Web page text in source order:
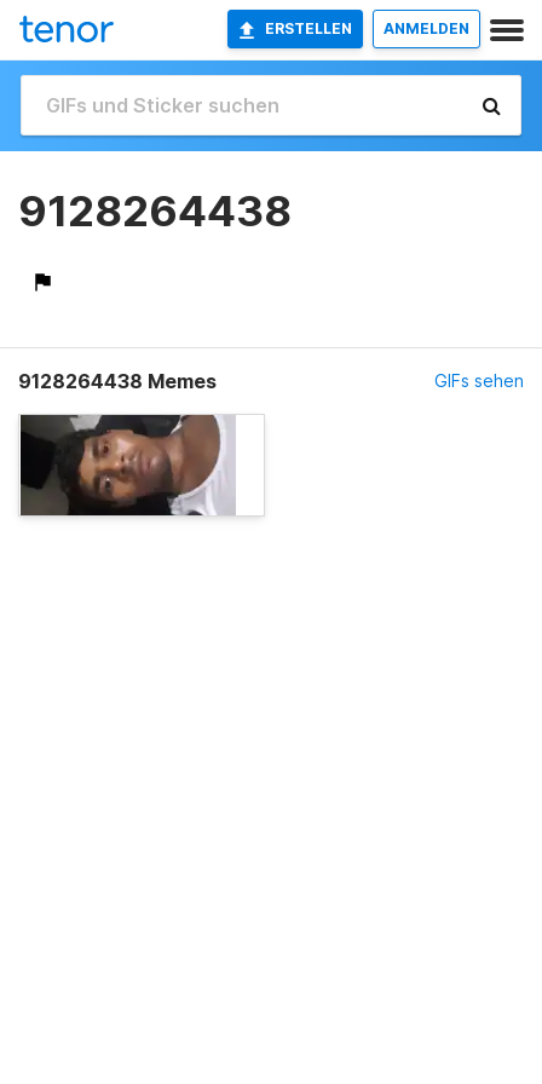
ERSTELLEN ANMELDEN
9128264438
9128264438 Memes GIFs sehen